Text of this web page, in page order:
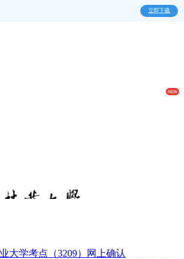
立即下载
大学考点（3209）网上确认